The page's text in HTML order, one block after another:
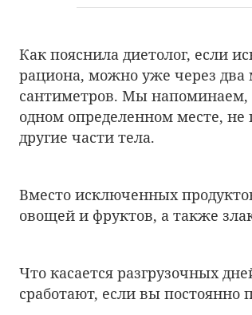
Как пояснила диетолог, если
рациона, можно уже через
сантиметров. Мы напоминаем,
одном определенном месте,
другие части тела.
Вместо исключенных
овощей и фруктов, а также
Что касается разгрузочных
сработают, если вы постоянно